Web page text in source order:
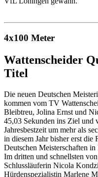
4x100 Meter
Wattenscheider
Titel
Die neuen Deutschen
kommen vom TV
Bleibtreu, Jolina Ernst und
45,03 Sekunden ins Ziel und
Jahresbestzeit um mehr als
in diesem Jahr bisher erst die
Deutschen Meisterschaften
Im dritten und schnellsten
Schlussläuferin Nicola
Hürdenspezialistin Marlene